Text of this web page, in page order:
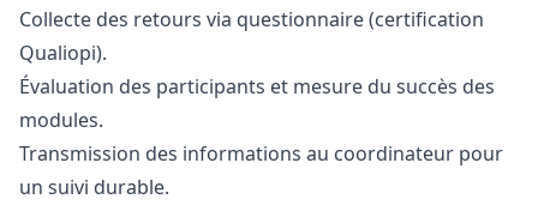
Collecte des retours via questionnaire (certification
Qualiopi).
Évaluation des participants et mesure du succès des
modules.
Transmission des informations au coordinateur pour
un suivi durable.